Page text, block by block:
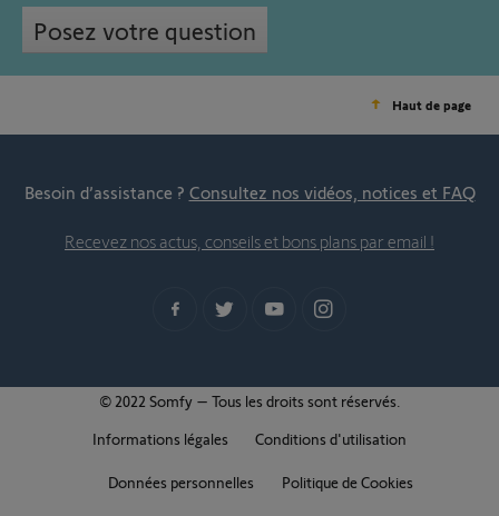
Posez votre question
Haut de page
Besoin d’assistance ? Consultez nos vidéos, notices et FAQ
Recevez nos actus, conseils et bons plans par email !
© 2022 Somfy – Tous les droits sont réservés.
Informations légales
Conditions d'utilisation
Données personnelles Politique de Cookies